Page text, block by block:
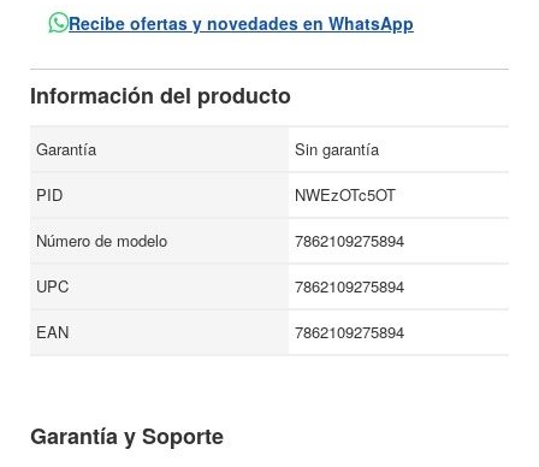
Recibe ofertas y novedades en WhatsApp
Información del producto
Garantía
Sin garantía
PID
NWEzOTc5OT
Número de modelo
7862109275894
UPC
7862109275894
EAN
7862109275894
Garantía y Soporte